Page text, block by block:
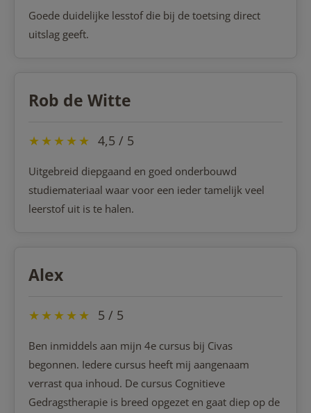
Goede duidelijke lesstof die bij de toetsing direct
uitslag geeft.
Rob de Witte
★★★★★ 4,5 / 5
Uitgebreid diepgaand en goed onderbouwd
studiemateriaal waar voor een ieder tamelijk veel
leerstof uit is te halen.
Alex
★★★★★ 5 / 5
Ben inmiddels aan mijn 4e cursus bij Civas
begonnen. Iedere cursus heeft mij aangenaam
verrast qua inhoud. De cursus Cognitieve
Gedragstherapie is breed opgezet en gaat diep op de